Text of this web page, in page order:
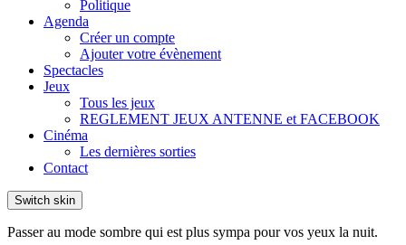
Politique
Agenda
Créer un compte
Ajouter votre évènement
Spectacles
Jeux
Tous les jeux
REGLEMENT JEUX ANTENNE et FACEBOOK
Cinéma
Les dernières sorties
Contact
Switch skin
Passer au mode sombre qui est plus sympa pour vos yeux la nuit.